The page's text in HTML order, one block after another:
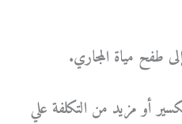
طفح مياة المجاري.
أو مزيد من التكلفة علي